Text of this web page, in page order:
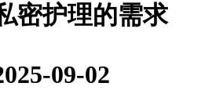
密护理的需求
09-02